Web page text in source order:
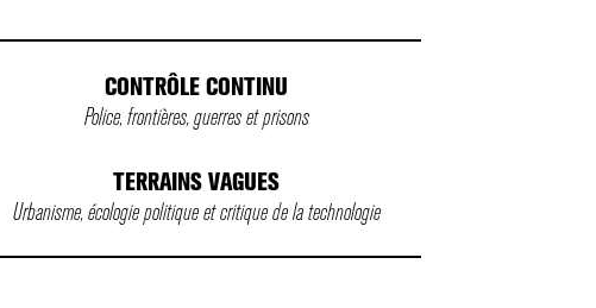
CONTRÔLE CONTINU
Police, frontières, guerres et prisons
TERRAINS VAGUES
Urbanisme, écologie politique et critique de la technologie